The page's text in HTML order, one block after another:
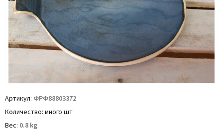
Артикул ФРФ88803372
Количество много шт
Вес 0.8 kg